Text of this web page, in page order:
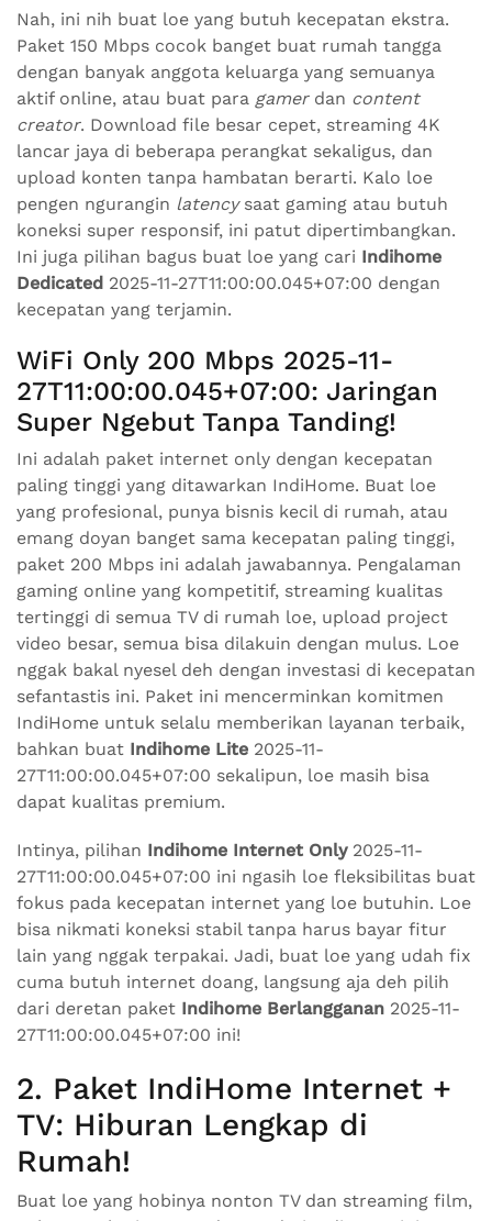
Nah, ini nih buat loe yang butuh kecepatan ekstra.
Paket 150 Mbps cocok banget buat rumah tangga
dengan banyak anggota keluarga yang semuanya
aktif online, atau buat para gamerdan content
creator. Download file besar cepet, streaming 4K
lancar jaya di beberapa perangkat sekaligus, dan
upload konten tanpa hambatan berarti. Kalo loe
pengen ngurangin latencysaat gaming atau butuh
koneksi super responsif, ini patut dipertimbangkan.
Ini juga pilihan bagus buat loe yang cari Indihome
Dedicated 2025-11-27T11:00:00.045+07:00 dengan
kecepatan yang terjamin.
WiFi Only 200 Mbps 2025-11-
27T11:00:00.045+07:00: Jaringan
Super Ngebut Tanpa Tanding!
Ini adalah paket internet only dengan kecepatan
paling tinggi yang ditawarkan IndiHome. Buat loe
yang profesional, punya bisnis kecil di rumah, atau
emang doyan banget sama kecepatan paling tinggi,
paket 200 Mbps ini adalah jawabannya. Pengalaman
gaming online yang kompetitif, streaming kualitas
tertinggi di semua TV di rumah loe, upload project
video besar, semua bisa dilakuin dengan mulus. Loe
nggak bakal nyesel deh dengan investasi di kecepatan
sefantastis ini. Paket ini mencerminkan komitmen
IndiHome untuk selalu memberikan layanan terbaik,
bahkan buat Indihome Lite 2025-11-
27T11:00:00.045+07:00 sekalipun, loe masih bisa
dapat kualitas premium.
Intinya, pilihan Indihome Internet Only2025-11-
27T11:00:00.045+07:00 ini ngasih loe fleksibilitas buat
fokus pada kecepatan internet yang loe butuhin. Loe
bisa nikmati koneksi stabil tanpa harus bayar fitur
lain yang nggak terpakai. Jadi, buat loe yang udah fix
cuma butuh internet doang, langsung aja deh pilih
dari deretan paket Indihome Berlangganan 2025-11-
27T11:00:00.045+07:00 ini!
2. Paket IndiHome Internet +
TV: Hiburan Lengkap di
Rumah!
Buat loe yang hobinya nonton TV dan streaming film,